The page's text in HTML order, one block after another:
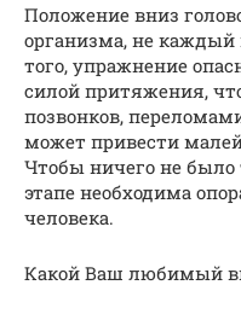
Положение вниз
организма, не
того, упражнение
силой притяжения,
позвонков,
может привести
Чтобы ничего не было
этапе необходима
человека.
Какой Ваш любимый